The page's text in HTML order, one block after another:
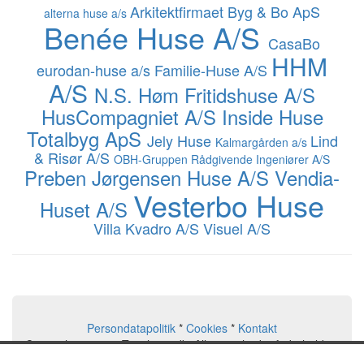
alterna huse a/s Arkitektfirmaet Byg & Bo ApS
Benée Huse A/S CasaBo
eurodan-huse a/s Familie-Huse A/S HHM
A/S N.S. Høm Fritidshuse A/S
HusCompagniet A/S Inside Huse
Totalbyg ApS Jely Huse Kalmargården a/s Lind
& Risør A/S OBH-Gruppen Rådgivende Ingeniører A/S
Preben Jørgensen Huse A/S Vendia-
Huset A/S Vesterbo Huse
Villa Kvadro A/S Visuel A/S
Persondatapolitik * Cookies * Kontakt
Copyright © 2026, Typehuse.dk. Alle rettigheder forbeholdes.